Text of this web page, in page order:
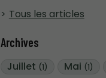
Tous les articles
Archives
Juillet (1) Mai (1)